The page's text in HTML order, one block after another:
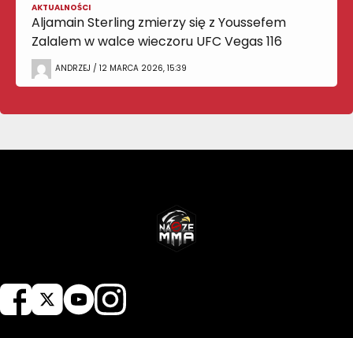
AKTUALNOŚCI
Aljamain Sterling zmierzy się z Youssefem
Zalalem w walce wieczoru UFC Vegas 116
ANDRZEJ / 12 MARCA 2026, 15:39